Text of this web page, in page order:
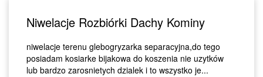
Niwelacje Rozbiórki Dachy Kominy
niwelacje terenu glebogryzarka separacyjna,do tego
posiadam kosiarke bijakowa do koszenia nie uzytków
lub bardzo zarosnietych dzialek i to wszystko je...